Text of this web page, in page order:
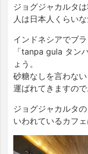
ジョグジャカルタ
人は日本人くらいな
インドネシアでブ
「tanpa gula タン
ょう。
砂糖なしを言わな
運ばれてきますので
ジョグジャカルタ
いわれているカフ